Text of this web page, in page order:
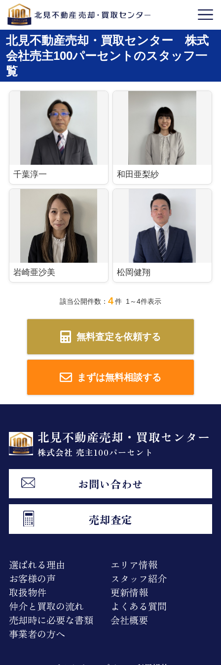
北見不動産売却・買取センター 株式
会社売主100パーセントのスタッフ一
覧
千葉淳一 和田亜梨紗
岩崎亜沙美 松岡健翔
該当公開件数： 4件 1～4件表示
無料査定を依頼する
まずは無料相談する
北見不動産売却・買取センター
株式会社 売主100パーセント
お問い合わせ
売却査定
選ばれる理由
エリア情報
お客様の声
スタッフ紹介
取扱物件
更新情報
仲介と買取の流れ
よくある質問
売却時に必要な書類
会社概要
事業者の方へ